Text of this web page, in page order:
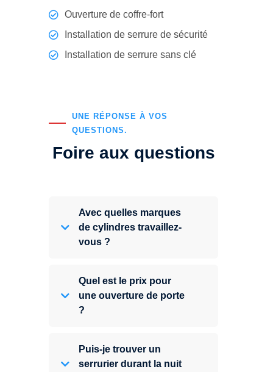
Ouverture de coffre-fort
Installation de serrure de sécurité
Installation de serrure sans clé
UNE RÉPONSE À VOS
QUESTIONS.
Foire aux questions
Avec quelles marques
de cylindres travaillez-
vous ?
Quel est le prix pour
une ouverture de porte
?
Puis-je trouver un
serrurier durant la nuit